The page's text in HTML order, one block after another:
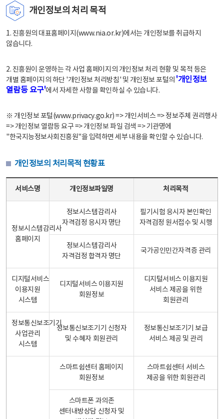
개인정보의 처리 목적
1. 진흥원의 대표홈페이지(www.nia.or.kr)에서는 개인정보를 취급하지
않습니다.
2. 진흥원이 운영하는 각 사업 홈페이지의 개인정보 처리 현황 및 목적 등은
개별 홈페이지의 하단 '개인정보 처리방침' 및 개인정보 포털의 '개인정보
열람등 요구'에서 자세한 사항을 확인하실 수 있습니다.
※ 개인정보 포털(www.privacy.go.kr) => 개인서비스 => 정보주체 권리행사
=> 개인정보 열람등 요구 => 개인정보 파일 검색 => 기관명에
"한국지능정보사회진흥원"을 입력하면 세부 내용을 확인할 수 있습니다.
개인정보의 처리목적 현황표
서비스명 개인정보파일명 처리목적
정보시스템감리사
홈페이지
정보시스템감리사
자격검정 응시자 명단
필기시험 응시자 본인확인
자격검정 원서접수 및 시행
정보시스템감리사
자격검정 합격자 명단
국가공인민간자격증 관리
디지털서비스
이용지원
시스템
디지털서비스 이용지원
회원정보
디지털서비스 이용지원
서비스 제공을 위한
회원관리
정보통신보조기기
사업관리
시스템
정보통신보조기기 신청자
및 수혜자 회원관리
정보통신보조기기 보급
서비스 제공 및 관리
스마트쉼센터 홈페이지
회원정보
스마트쉼센터 서비스
제공을 위한 회원관리
스마트폰 과의존
센터내방상담 신청자 및